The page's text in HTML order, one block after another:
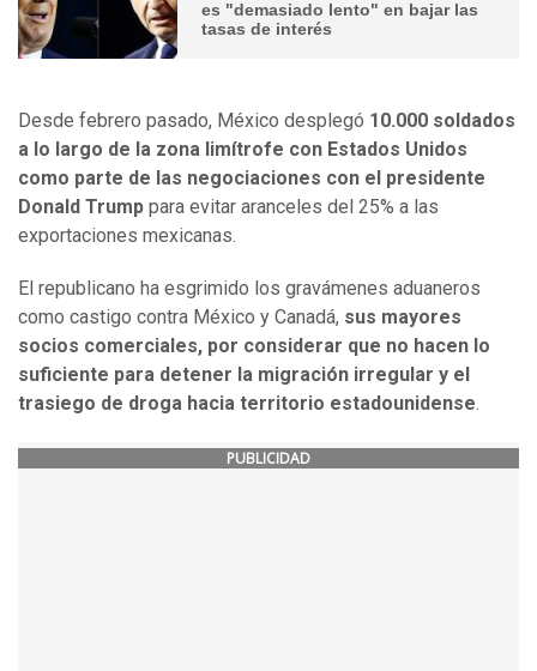
es "demasiado lento" en bajar las
tasas de interés
Desde febrero pasado, México desplegó 10.000 soldados
a lo largo de la zona limítrofe con Estados Unidos
como parte de las negociaciones con el presidente
Donald Trump para evitar aranceles del 25% a las
exportaciones mexicanas.
El republicano ha esgrimido los gravámenes aduaneros
como castigo contra México y Canadá, sus mayores
socios comerciales, por considerar que no hacen lo
suficiente para detener la migración irregular y el
trasiego de droga hacia territorio estadounidense.
PUBLICIDAD